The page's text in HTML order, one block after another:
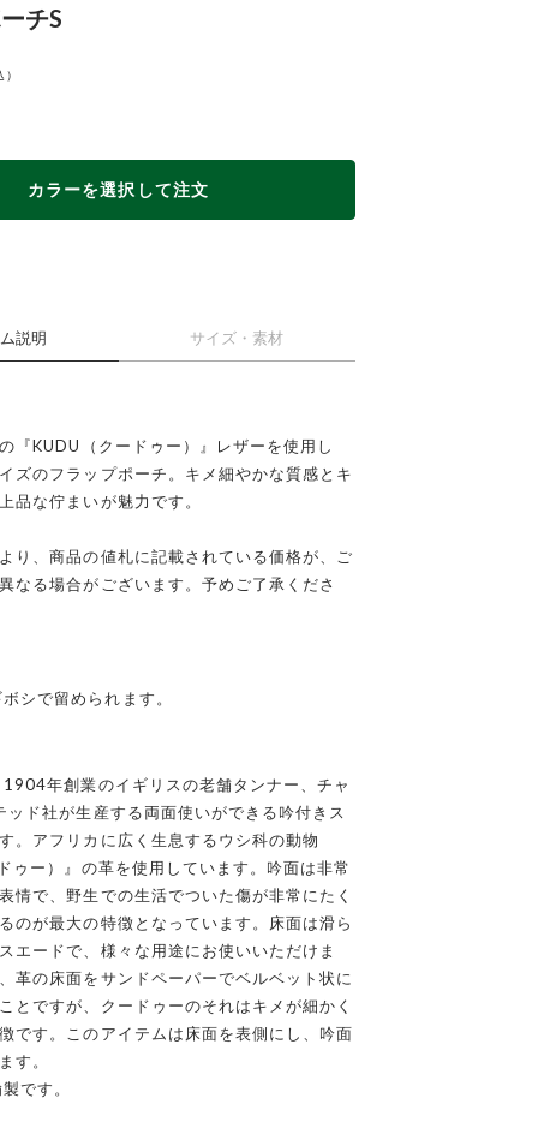
チS
カラーを選択して注文
説明 サイズ・素材
『KUDU（クードゥー）』レザーを使用し
ズのフラップポーチ。キメ細やかな質感とキ
品な佇まいが魅力です。
り、商品の値札に記載されている価格が、ご
なる場合がございます。予めご了承くださ
シで留められます。
年創業のイギリスの老舗タンナー、チャ
ッド社が生産する両面使いができる吟付きス
。アフリカに広く生息するウシ科の動物
ゥー）』の革を使用しています。吟面は非常
情で、野生での生活でついた傷が非常にたく
のが最大の特徴となっています。床面は滑ら
エードで、様々な用途にお使いいただけま
革の床面をサンドペーパーでベルベット状に
とですが、クードゥーのそれはキメが細かく
です。このアイテムは床面を表側にし、吟面
す。
です。